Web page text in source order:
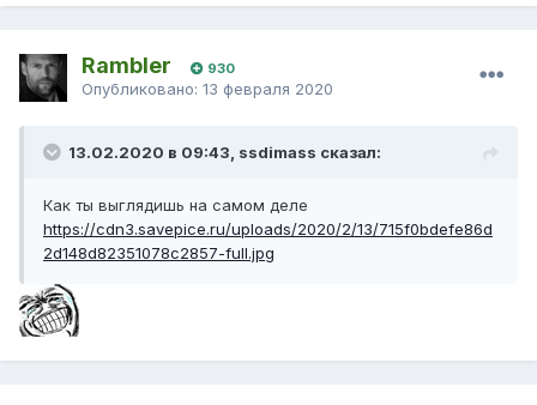
Rambler 930
Опубликовано: 13 февраля 2020
13.02.2020 в 09:43, ssdimass сказал:
Как ты выглядишь на самом деле
https://cdn3.savepice.ru/uploads/2020/2/13/715f0bdefe86d
2d148d82351078c2857-full.jpg